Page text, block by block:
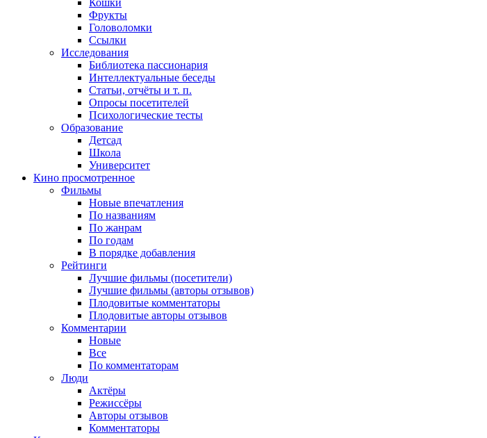
Фрукты
Головоломки
Ссылки
Исследования
Библиотека пассионария
Интеллектуальные беседы
Статьи, отчёты и т. п.
Опросы посетителей
Психологические тесты
Образование
Детсад
Школа
Университет
Кино просмотренное
Фильмы
Новые впечатления
По названиям
По жанрам
По годам
В порядке добавления
Рейтинги
Лучшие фильмы (посетители)
Лучшие фильмы (авторы отзывов)
Плодовитые комментаторы
Плодовитые авторы отзывов
Комментарии
Новые
Все
По комментаторам
Люди
Актёры
Режиссёры
Авторы отзывов
Комментаторы